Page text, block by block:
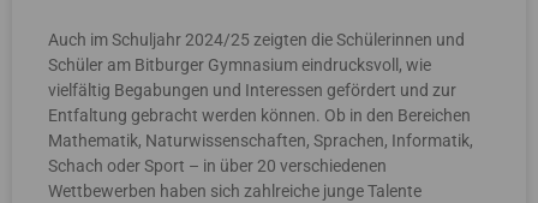
Auch im Schuljahr 2024/25 zeigten die Schülerinnen und
Schüler am Bitburger Gymnasium eindrucksvoll, wie
vielfältig Begabungen und Interessen gefördert und zur
Entfaltung gebracht werden können. Ob in den Bereichen
Mathematik, Naturwissenschaften, Sprachen, Informatik,
Schach oder Sport – in über 20 verschiedenen
Wettbewerben haben sich zahlreiche junge Talente